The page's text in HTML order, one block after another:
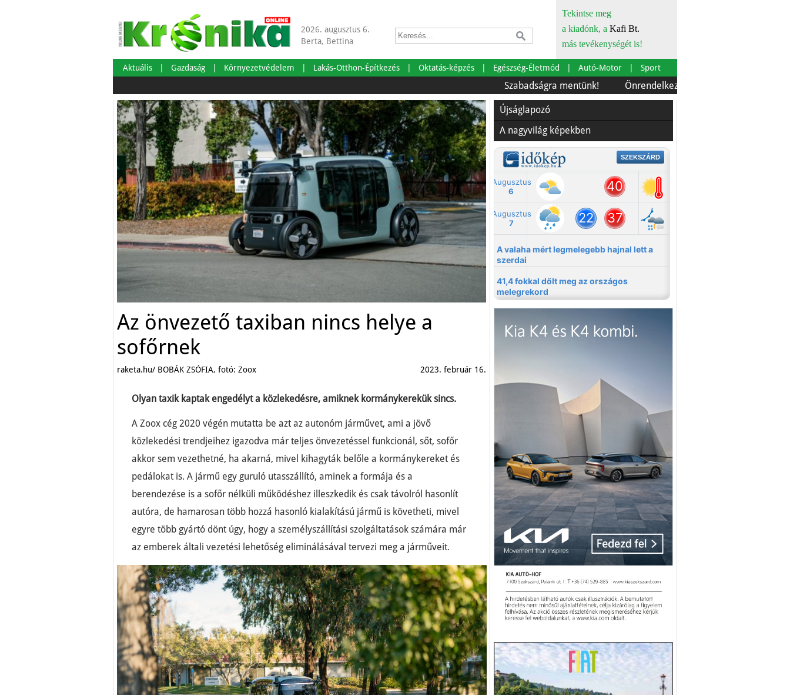
2026. augusztus 6.
Berta, Bettina
Tekintse meg
a kiadónk, a Kafi Bt.
más tevékenységét is!
Aktuális Gazdaság Környezetvédelem Lakás-Otthon-Építkezés Oktatás-képzés Egészség-Életmód Autó-Motor Sport
Szabadságra mentünk! Önrendelkezés és szürkebarát
Az önvezető taxiban nincs helye a
sofőrnek
raketa.hu/ BOBÁK ZSÓFIA, fotó: Zoox 2023. február 16.
Olyan taxik kaptak engedélyt a közlekedésre, amiknek kormánykerekük sincs.
A Zoox cég 2020 végén mutatta be azt az autonóm járművet, ami a jövő
közlekedési trendjeihez igazodva már teljes önvezetéssel funkcionál, sőt, sofőr
akkor sem vezethetné, ha akarná, mivel kihagyták belőle a kormánykereket és
pedálokat is. A jármű egy guruló utasszállító, aminek a formája és a
berendezése is a sofőr nélküli működéshez illeszkedik és csak távolról hasonlít
autóra, de hamarosan több hozzá hasonló kialakítású jármű is követheti, mivel
egyre több gyártó dönt úgy, hogy a személyszállítási szolgáltatások számára már
az emberek általi vezetési lehetőség eliminálásával tervezi meg a járműveit.
Újságlapozó
A nagyvilág képekben